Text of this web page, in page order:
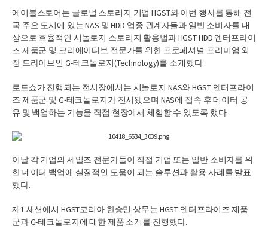
에이블스토어는 글로벌 스토리지 기업 HGST와 이번 행사를 통해 전
국 주요 도시에 있는 NAS 및 HDD 업종 관계자들과 일반 소비자를 대
상으로 효율적인 시놀로지 스토리지 활용법과 HGST HDD 엔터프라이
즈 제품군 및 크리에이티브 전문가를 위한 프로페셔널 프리미엄 외
장 드라이브인 G-테크놀로지(Technology)를 소개했다.
로드쇼가 진행되는 전시장에서는 시놀로지 NAS와 HGST 엔터프라이
즈 제품군 및 G-테크놀로지가 전시됐으며 NAS에 접속 후 데이터 공
유 및 백업하는 기능을 직접 현장에서 체험할 수 있도록 했다.
이날 각 기업의 세일즈 전문가들이 직접 기업 또는 일반 소비자를 위
한 데이터 백업에 실질적인 도움이 되는 솔루션과 활용 사례를 발표
했다.
제1 세션에서 HGST코리아 한승민 상무는 HGST 엔터프라이즈 제품
군과 G-테크놀로지에 대한 제품 소개를 진행했다.